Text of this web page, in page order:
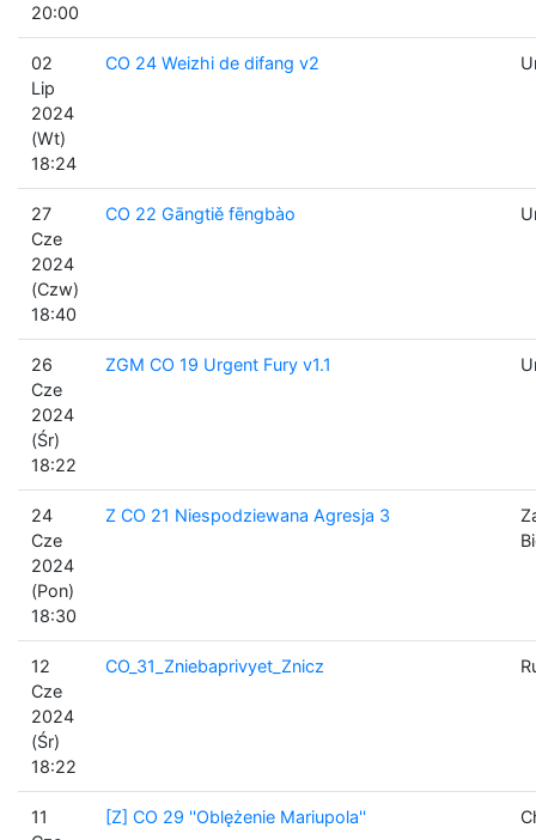
20:00
02
Lip
2024
(Wt)
18:24
CO 24 Weizhi de difang v2
27
Cze
2024
(Czw)
18:40
CO 22 Gāngtiě fēngbào
26
Cze
2024
(Śr)
18:22
ZGM CO 19 Urgent Fury v1.1
24
Cze
2024
(Pon)
18:30
Z CO 21 Niespodziewana Agresja 3
12
Cze
2024
(Śr)
18:22
CO_31_Zniebaprivyet_Znicz
11
[Z] CO 29 ''Oblężenie Mariupola''